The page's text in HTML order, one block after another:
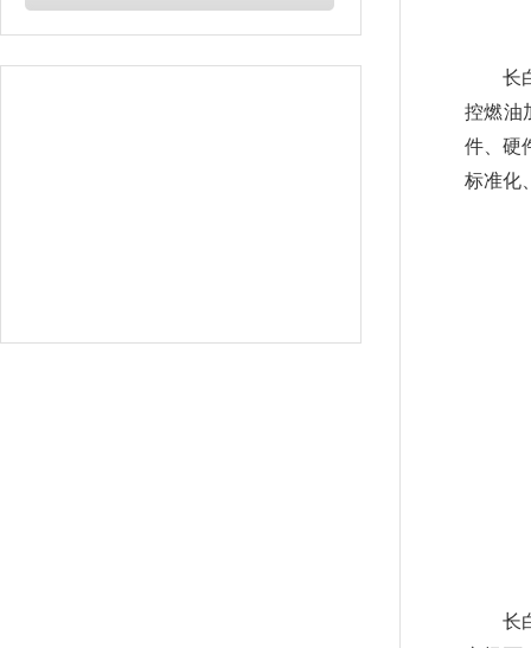
长
控燃油
件、硬
标准化
长白